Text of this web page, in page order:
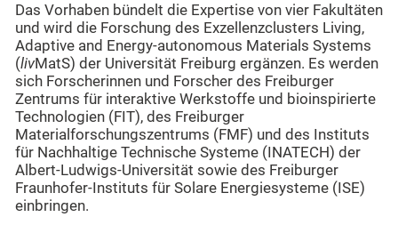
Das Vorhaben bündelt die Expertise von vier Fakultäten
und wird die Forschung des Exzellenzclusters Living,
Adaptive and Energy-autonomous Materials Systems
(livMatS) der Universität Freiburg ergänzen. Es werden
sich Forscherinnen und Forscher des Freiburger
Zentrums für interaktive Werkstoffe und bioinspirierte
Technologien (FIT), des Freiburger
Materialforschungszentrums (FMF) und des Instituts
für Nachhaltige Technische Systeme (INATECH) der
Albert-Ludwigs-Universität sowie des Freiburger
Fraunhofer-Instituts für Solare Energiesysteme (ISE)
einbringen.